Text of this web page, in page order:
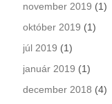
november 2019 (1)
október 2019 (1)
júl 2019 (1)
január 2019 (1)
december 2018 (4)